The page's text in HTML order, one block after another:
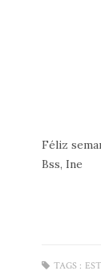
Féliz
Bss, Ine
TAGS :